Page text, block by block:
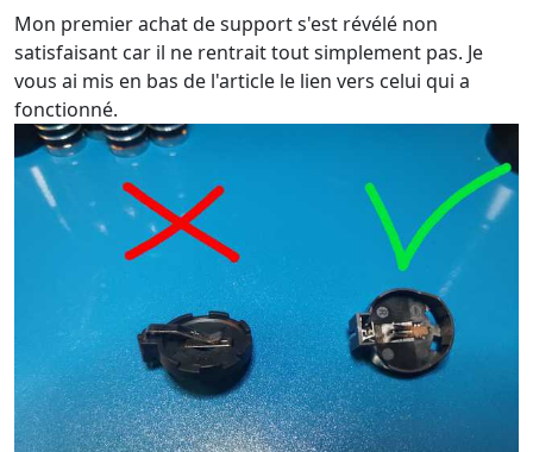
Mon premier achat de support s'est révélé non
satisfaisant car il ne rentrait tout simplement pas. Je
vous ai mis en bas de l'article le lien vers celui qui a
fonctionné.